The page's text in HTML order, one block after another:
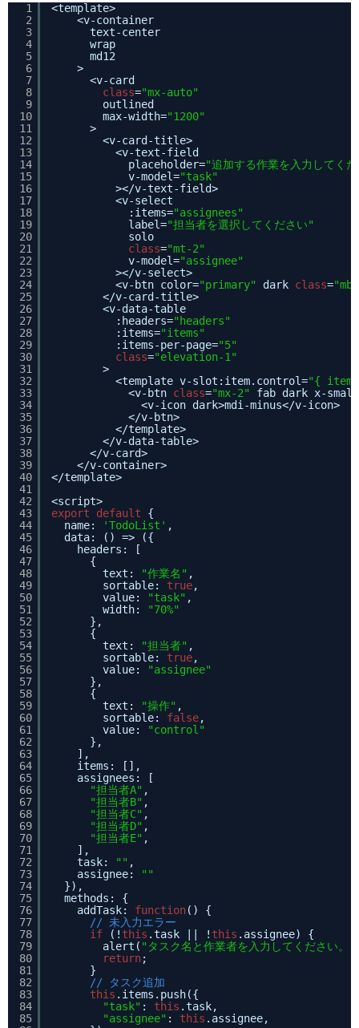
1
2
3
4
5
6
7
8
9
10
11
12
13
14
15
16
17
18
19
20
21
22
23
24
25
26
27
28
29
30
31
32
33
34
35
36
37
38
39
40
41
42
43
44
45
46
47
48
49
50
51
52
53
54
55
56
57
58
59
60
61
62
63
64
65
66
67
68
69
70
71
72
73
74
75
76
77
78
79
80
81
82
83
84
85
<template>
<v-container
text-center
wrap
md12
>
<v-card
class="mx-auto"
outlined
max-width="1200"
>
<v-card-title>
<v-text-field
placeholder="追加する作業を入力してく
v-model="task"
></v-text-field>
<v-select
:items="assignees"
label="担当者を選択してください"
solo
class="mt-2"
v-model="assignee"
></v-select>
<v-btn color="primary" dark class=
</v-card-title>
<v-data-table
:headers="headers"
:items="items"
:items-per-page="5"
class="elevation-1"
>
<template v-slot:item.control="{ item
<v-btn class="mx-2"
fab dark x-
<v-icon dark>mdi-minus</v-icon>
</v-btn>
</template>
</v-data-table>
</v-card>
</v-container>
</template>
<script>
export
default
{
name:
'TodoList' ,
data: () => ({
headers: [
{
text:
"作業名" ,
sortable: true,
value:
"task" ,
width:
"70%"
},
{
text:
"担当者" ,
sortable: true,
value:
"assignee"
},
{
text:
"操作" ,
sortable: false,
value:
"control"
},
],
items: [],
assignees: [
"担当者A" ,
"担当者B" ,
"担当者C" ,
"担当者D" ,
"担当者E" ,
],
task:
"" ,
assignee:
""
}),
methods: {
addTask: function() {
// 未入力エラー
if
(! this .task || ! this .assignee) {
alert( "タスク名と作業者を入力してください。"
return;
}
// タスク追加
this .items.push({
"task" : this .task,
"assignee" : this .assignee,